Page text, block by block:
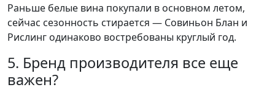
Раньше белые вина покупали в основном летом,
сейчас сезонность стирается — Совиньон Блан и
Рислинг одинаково востребованы круглый год.
5. Бренд производителя все еще
важен?